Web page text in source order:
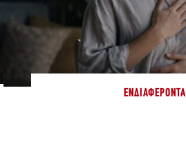
ΕΝΔΙΑΦΈΡΟΝΤΑ